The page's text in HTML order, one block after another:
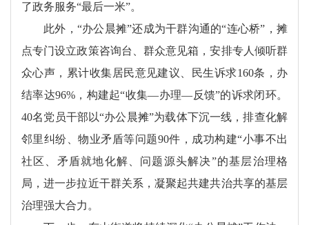
了政务服务“最后一米”。
此外，“办公晨摊”还成为干群沟通的“连心桥”，摊
点专门设立政策咨询台、群众意见箱，安排专人倾听群
众心声，累计收集居民意见建议、民生诉求160条，办
结率达96%，构建起“收集—办理—反馈”的诉求闭环。
40名党员干部以“办公晨摊”为载体下沉一线，排查化解
邻里纠纷、物业矛盾等问题90件，成功构建“小事不出
社区、矛盾就地化解、问题源头解决”的基层治理格
局，进一步拉近干群关系，凝聚起共建共治共享的基层
治理强大合力。